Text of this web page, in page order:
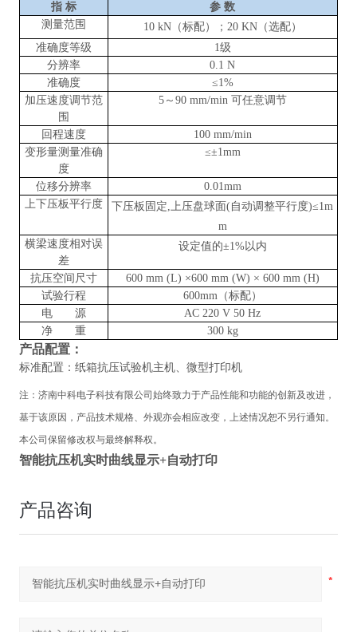
指 标 参 数
测量范围
10 kN（标配）； 20 KN（选配）
准确度等级
1级
分辨率
0.1 N
准确度
≤1%
加压速度调节范
围
5～90 mm/min 可任意调节
回程速度 100 mm/min
变形量测量准确
度
≤±1mm
位移分辨率
0.01mm
上下压板平行度
下压板固定,上压盘球面(自动调整平行度)≤1m
m
横梁速度相对误
差
设定值的±1%以内
抗压空间尺寸
600 mm (L) ×600 mm (W) × 600 mm (H)
试验行程
600mm（标配）
电 源
AC 220 V 50 Hz
净 重
300 kg
产品配置：
标准配置：纸箱抗压试验机主机、微型打印机
注： 济南中科电子科技有限公司 始终致力于产品性能和功能的创新及改进，
基于该原因，产品技术规格、外观亦会相应改变，上述情况恕不另行通知。
本公司保留修改权与最终解释权。
智能抗压机实时曲线显示+自动打印
产品咨询